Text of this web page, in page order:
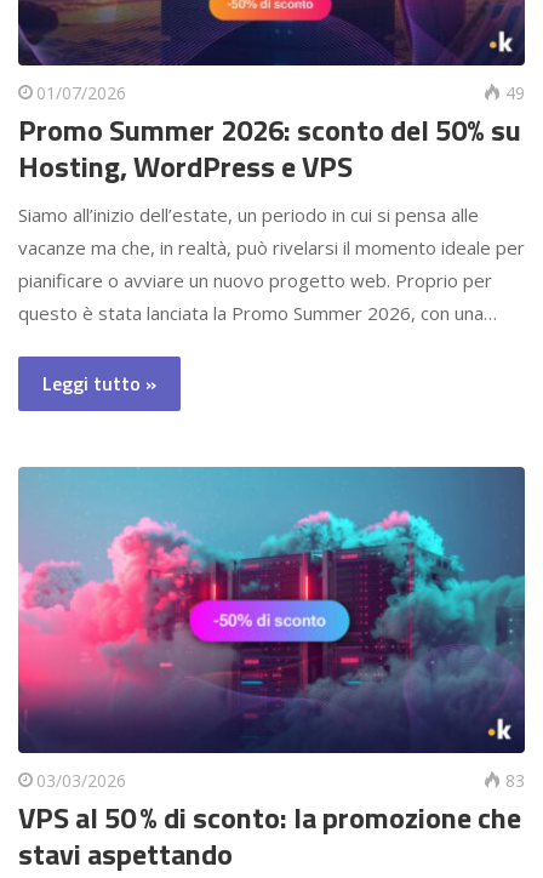
01/07/2026 49
Promo Summer 2026: sconto del 50% su
Hosting, WordPress e VPS
Siamo all’inizio dell’estate, un periodo in cui si pensa alle
vacanze ma che, in realtà, può rivelarsi il momento ideale per
pianificare o avviare un nuovo progetto web. Proprio per
questo è stata lanciata la Promo Summer 2026, con una…
Leggi tutto »
03/03/2026 83
VPS al 50 % di sconto: la promozione che
stavi aspettando